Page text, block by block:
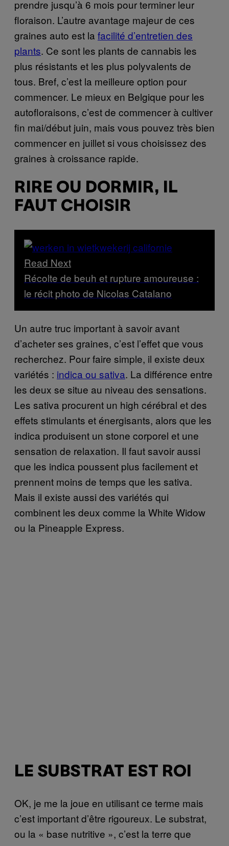
prendre jusqu’à 6 mois pour terminer leur
floraison. L’autre avantage majeur de ces
graines auto est la facilité d’entretien des
plants. Ce sont les plants de cannabis les
plus résistants et les plus polyvalents de
tous. Bref, c’est la meilleure option pour
commencer. Le mieux en Belgique pour les
autofloraisons, c’est de commencer à cultiver
fin mai/début juin, mais vous pouvez très bien
commencer en juillet si vous choisissez des
graines à croissance rapide.
RIRE OU DORMIR, IL
FAUT CHOISIR
Read Next
Récolte de beuh et rupture amoureuse :
le récit photo de Nicolas Catalano
Un autre truc important à savoir avant
d’acheter ses graines, c’est l’effet que vous
recherchez. Pour faire simple, il existe deux
variétés : indica ou sativa. La différence entre
les deux se situe au niveau des sensations.
Les sativa procurent un high cérébral et des
effets stimulants et énergisants, alors que les
indica produisent un stone corporel et une
sensation de relaxation. Il faut savoir aussi
que les indica poussent plus facilement et
prennent moins de temps que les sativa.
Mais il existe aussi des variétés qui
combinent les deux comme la White Widow
ou la Pineapple Express.
LE SUBSTRAT EST ROI
OK, je me la joue en utilisant ce terme mais
c’est important d’être rigoureux. Le substrat,
ou la « base nutritive », c’est la terre que